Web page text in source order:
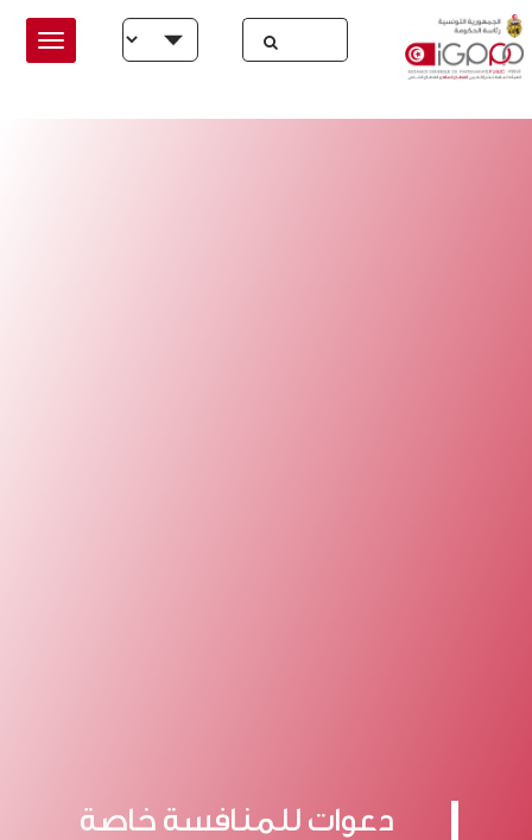
Skip to main content
Select your language
دعوات للمنافسة خاصة